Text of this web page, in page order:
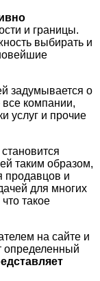
и границы.
выбирать и
задумывается о
компании,
услуг и прочие
таким образом,
продавцов и
для многих
такое
на сайте и
определенный